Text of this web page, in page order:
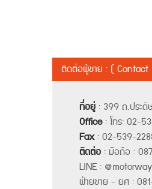
ติดต่อผู้ขาย : ( Contact
ที่อยู่: 399 ถ.ประดิ
Office:โทร: 02-
Fax:02-539-
ติดต่อ: มือถือ :
LINE :
ฝ่ายขาย - ยศ :